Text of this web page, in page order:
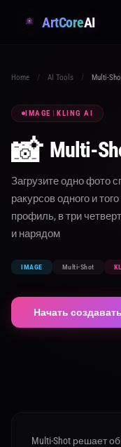
ArtCoreAI
Home / AI Tools / Multi-
IMAGE | KLING AI
📸 Multi-
Загрузите одно фото
ракурсов одного и
профиль, в три
и нарядом
IMAGE Multi-Shot
Начать
Multi-Shot решает